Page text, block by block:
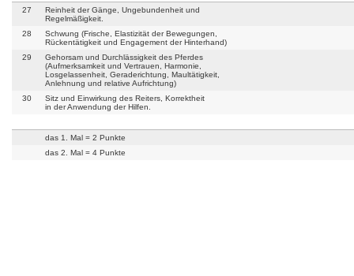
27
Reinheit der Gänge, Ungebundenheit und
Regelmäßigkeit.
28
Schwung (Frische, Elastizität der Bewegungen,
Rückentätigkeit und Engagement der Hinterhand)
29
Gehorsam und Durchlässigkeit des Pferdes
(Aufmerksamkeit und Vertrauen, Harmonie,
Losgelassenheit, Geraderichtung, Maultätigkeit,
Anlehnung und relative Aufrichtung)
30
Sitz und Einwirkung des Reiters, Korrektheit
in der Anwendung der Hilfen.
das 1. Mal = 2 Punkte
das 2. Mal = 4 Punkte